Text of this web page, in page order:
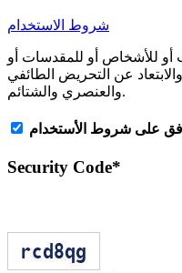
شروط الاستخدام
أو للأشخاص أو للمقدسات أو
والابتعاد عن التحريض الطائفي
والعنصري والشتائم.
على شروط الأستخدام
Security Code*